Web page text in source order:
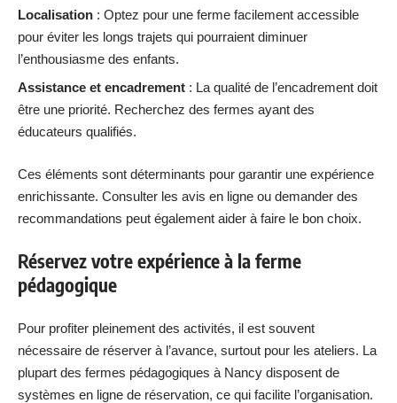
Localisation : Optez pour une ferme facilement accessible
pour éviter les longs trajets qui pourraient diminuer
l’enthousiasme des enfants.
Assistance et encadrement : La qualité de l’encadrement doit
être une priorité. Recherchez des fermes ayant des
éducateurs qualifiés.
Ces éléments sont déterminants pour garantir une expérience
enrichissante. Consulter les avis en ligne ou demander des
recommandations peut également aider à faire le bon choix.
Réservez votre expérience à la ferme
pédagogique
Pour profiter pleinement des activités, il est souvent
nécessaire de réserver à l’avance, surtout pour les ateliers. La
plupart des fermes pédagogiques à Nancy disposent de
systèmes en ligne de réservation, ce qui facilite l’organisation.